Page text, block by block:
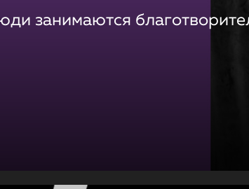
занимаются